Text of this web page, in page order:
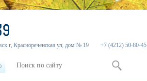
г, Краснореченская ул, дом № 19 +7 (4212) 50-80-45